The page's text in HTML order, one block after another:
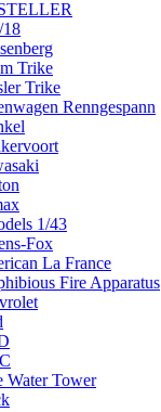
18
Trike
Trike
Renngespann
1/43
Fox
La France
Fire Apparatus
Water Tower